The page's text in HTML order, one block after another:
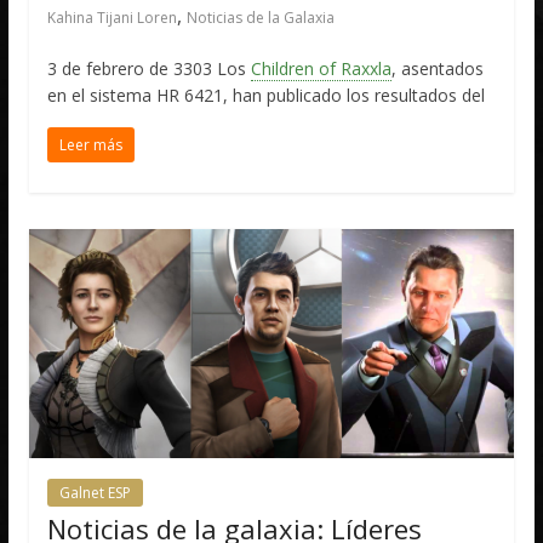
Kahina Tijani Loren, Noticias de la Galaxia
3 de febrero de 3303 LosChildren of Raxxla, asentados
en el sistema HR 6421, han publicado los resultados del
Leer más
Galnet ESP
Noticias de la galaxia: Líderes